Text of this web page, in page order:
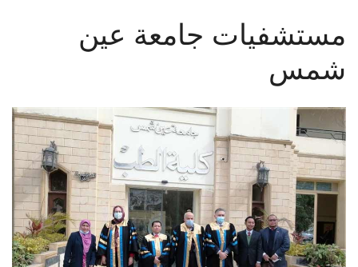
المراكز والوحدات
الإعلام
تواصل معنا
الطلاب
هيئة التدريس
مستشفيات جامعة عين
شمس